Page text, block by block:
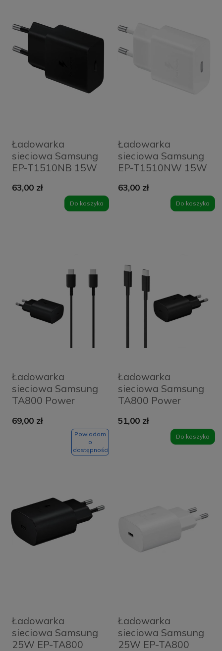
Ładowarka
sieciowa Samsung
EP-T1510NB 15W
czarna
63,00 zł
Do koszyka
Ładowarka
sieciowa Samsung
EP-T1510NW 15W
63,00 zł
Do koszyka
Ładowarka
sieciowa Samsung
TA800 Power
kabel Samsung
USB-C OEM czarna
69,00 zł
Powiadom
o
dostępności
Ładowarka
sieciowa Samsung
TA800 Power
kabel USB-C OEM
51,00 zł
Do koszyka
Ładowarka
sieciowa Samsung
25W EP-TA800
Ładowarka
sieciowa Samsung
25W EP-TA800